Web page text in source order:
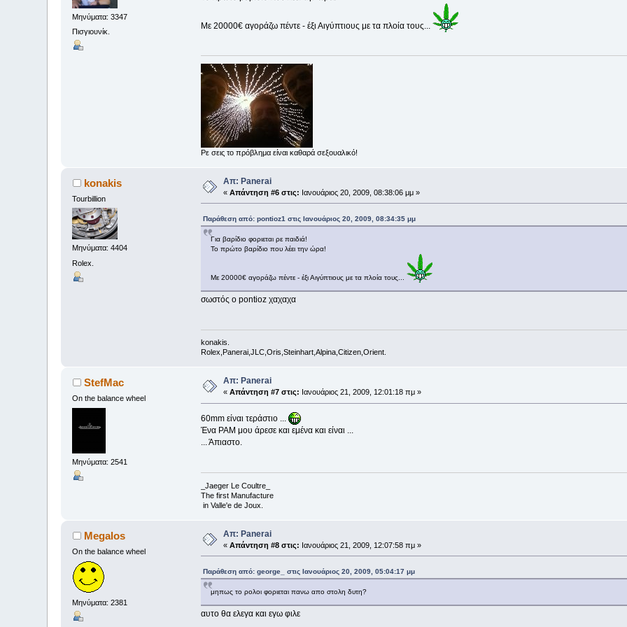
Μηνύματα: 3347
Πισγιουνίκ.
Με 20000€ αγοράζω πέντε - έξι Αιγύπτιους με τα πλοία τους...
Ρε σεις το πρόβλημα είναι καθαρά σεξουαλικό!
konakis
Tourbillion
Μηνύματα: 4404
Rolex.
Απ: Panerai
«Απάντηση #6 στις: Ιανουάριος 20, 2009, 08:38:06 μμ »
Παράθεση από: pontioz1 στις Ιανουάριος 20, 2009, 08:34:35 μμ
Για βαρίδιο φοριεται ρε παιδιά!
Το πρώτο βαρίδιο που λέει την ώρα!
Με 20000€ αγοράζω πέντε - έξι Αιγύπτιους με τα πλοία τους...
σωστός ο pontioz χαχαχα
konakis.
Rolex,Panerai,JLC,Oris,Steinhart,Alpina,Citizen,Orient.
StefMac
On the balance wheel
Μηνύματα: 2541
Απ: Panerai
«Απάντηση #7 στις: Ιανουάριος 21, 2009, 12:01:18 πμ »
60mm είναι τεράστιο ...
Ένα PAM μου άρεσε και εμένα και είναι ...
... Άπιαστο.
_Jaeger Le Coultre_
The first Manufacture
in Valle'e de Joux.
Megalos
On the balance wheel
Μηνύματα: 2381
Απ: Panerai
«Απάντηση #8 στις: Ιανουάριος 21, 2009, 12:07:58 πμ »
Παράθεση από: george_ στις Ιανουάριος 20, 2009, 05:04:17 μμ
μηπως το ρολοι φοριεται πανω απο στολη δυτη?
αυτο θα ελεγα και εγω φιλε